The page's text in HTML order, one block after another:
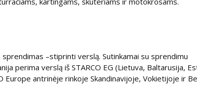
–stiprinti verslą. Sutinkamai su sprendimu
perima verslą iš STARCO EG (Lietuva, Baltarusija,
Europe antrinėje rinkoje Skandinavijoje, Vokietijoje ir